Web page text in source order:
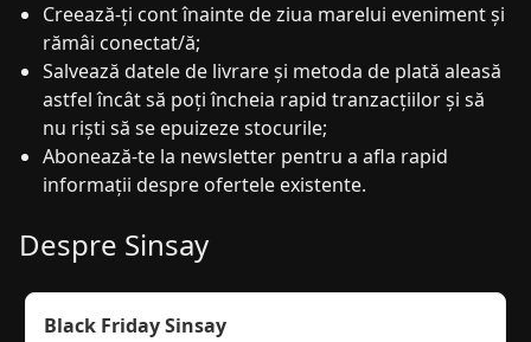
Creează-ți cont înainte de ziua marelui eveniment și
rămâi conectat/ă;
Salvează datele de livrare și metoda de plată aleasă
astfel încât să poți încheia rapid tranzacțiilor și să
nu riști să se epuizeze stocurile;
Abonează-te la newsletter pentru a afla rapid
informații despre ofertele existente.
Despre Sinsay
Black Friday Sinsay